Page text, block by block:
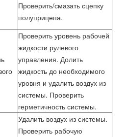
Проверить/смазать сцепку
полуприцепа.
Проверить уровень рабочей
жидкости рулевого
управления. Долить
жидкость до необходимого
уровня и удалить воздух из
системы. Проверить
герметичность системы.
Удалить воздух из системы.
Проверить рабочую